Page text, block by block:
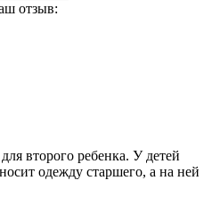
отзыв:
второго ребенка. У детей
одежду старшего, а на ней